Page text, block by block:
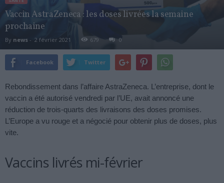
Vaccin AstraZeneca : les doses livrées la semaine
prochaine
By news - 2 février 2021 679 0
Facebook Twitter
Rebondissement dans l’affaire AstraZeneca. L’entreprise, dont le
vaccin a été autorisé vendredi par l’UE, avait annoncé une
réduction de trois-quarts des livraisons des doses promises.
L’Europe a vu rouge et a négocié pour obtenir plus de doses, plus
vite.
Vaccins livrés mi-février